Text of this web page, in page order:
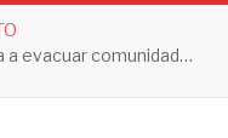
Erupción del Volcán de Fuego obliga a evacuar comunidades y mantiene en alerta a Guatemala